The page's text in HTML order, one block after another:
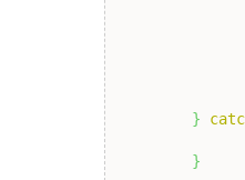
}
}